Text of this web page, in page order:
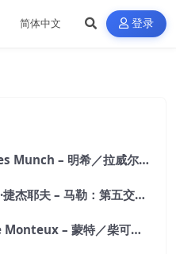
登录
Charles Munch – 明希／拉威尔：波莱罗舞曲【176.4kHz／24bit】
瓦莱里·捷杰耶夫 – 马勒：第五交响曲【96kHz／24bit】
Pierre Monteux – 蒙特／柴可夫斯基：第六交响曲【176.4kHz／24bit】